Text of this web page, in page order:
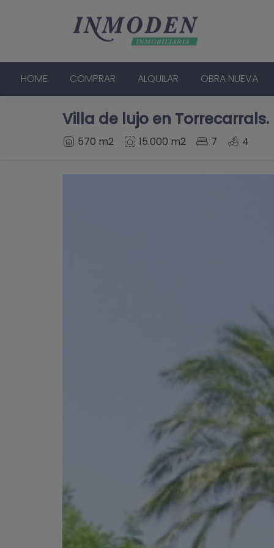
HOME COMPRAR ALQUILAR OBRA NUEVA
Villa de lujo en Torrecarrals.
570 m2 15.000 m2 7 4